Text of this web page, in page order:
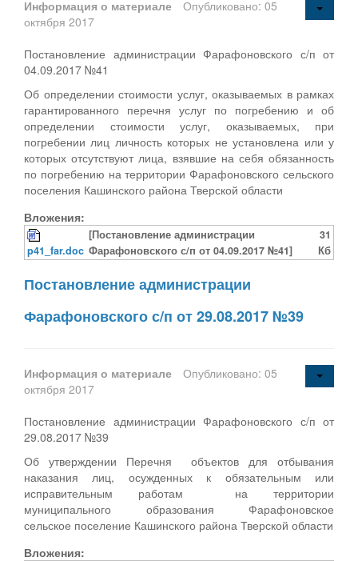
Информация о материале
Опубликовано: 05
октября 2017
Постановление администрации Фарафоновского с/п от
04.09.2017 №41
Об определении стоимости услуг, оказываемых в рамках
гарантированного перечня услуг по погребению и об
определении стоимости услуг, оказываемых, при
погребении лиц личность которых не установлена или у
которых отсутствуют лица, взявшие на себя обязанность
по погребению на территории Фарафоновского сельского
поселения Кашинского района Тверской области
Вложения:
p41_far.doc
[Постановление администрации
Фарафоновского с/п от 04.09.2017 №41]
31
Кб
Постановление администрации
Фарафоновского с/п от 29.08.2017 №39
Информация о материале
Опубликовано: 05
октября 2017
Постановление администрации Фарафоновского с/п от
29.08.2017 №39
Об утверждении Перечня объектов для отбывания
наказания лиц, осужденных к обязательным или
исправительным работам на территории
муниципального образования Фарафоновское
сельское поселение Кашинского района Тверской области
Вложения: